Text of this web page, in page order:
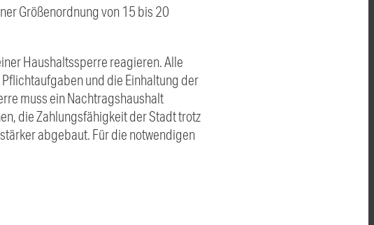
Größenordnung von 15 bis 20
Haushaltssperre reagieren. Alle
und die Einhaltung der
muss ein Nachtragshaushalt
die Zahlungsfähigkeit der Stadt trotz
abgebaut. Für die notwendigen